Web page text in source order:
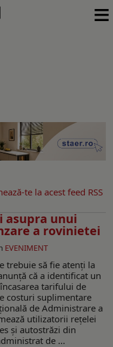
≡
te la acest feed RSS
asupra unui
a rovinietei
EVENIMENT
trebuie să fie atenți la
că a identificat un
tarifului de
costuri suplimentare
de Administrare a
utilizatorii rețelei
și autostrăzi din
de ...